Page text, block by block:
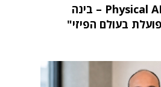
"העתיד הוא Physical AI – בינה
בעולם הפיזי"